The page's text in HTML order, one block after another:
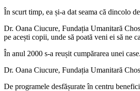
În scurt timp, ea și-a dat seama că dincolo
Dr. Oana Ciucure, Fundația Umanitară
pe acești copii, unde să poată veni ei să ne
În anul 2000 s-a reușit cumpărarea unei
Dr. Oana Ciucure, Fundația Umanitară
De programele desfășurate în centru